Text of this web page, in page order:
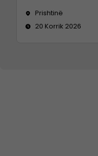
Prishtinë
20 Korrik 2026